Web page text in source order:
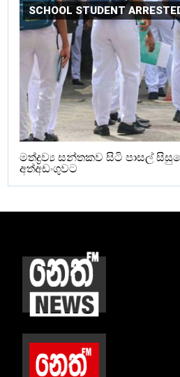
SCHOOL STUDENT
මත්ද්‍රව්‍ය සන්තකව සිටි පාසල්
අත්අඩංගුවට